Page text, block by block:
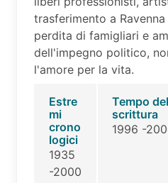
trasferimento a
perdita di famigliari e
dell'impegno politico,
l'amore per la vita.
Estre
mi
crono
logici
1935
-2000
Tempo
scrittura
1996 -